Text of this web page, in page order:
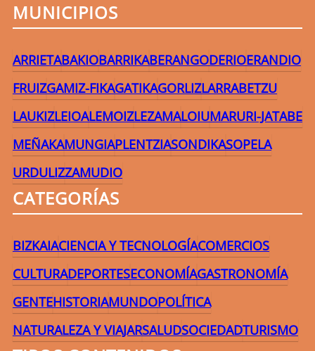
MUNICIPIOS
ARRIETABAKIOBARRIKABERANGODERIOERANDIO
FRUIZGAMIZ-FIKAGATIKAGORLIZLARRABETZU
LAUKIZLEIOALEMOIZLEZAMALOIUMARURI-JATABE
MEÑAKAMUNGIAPLENTZIASONDIKASOPELA
URDULIZZAMUDIO
CATEGORÍAS
BIZKAIACIENCIA Y TECNOLOGÍACOMERCIOS
CULTURADEPORTESECONOMÍAGASTRONOMÍA
GENTEHISTORIAMUNDOPOLÍTICA
NATURALEZA Y VIAJARSALUDSOCIEDADTURISMO